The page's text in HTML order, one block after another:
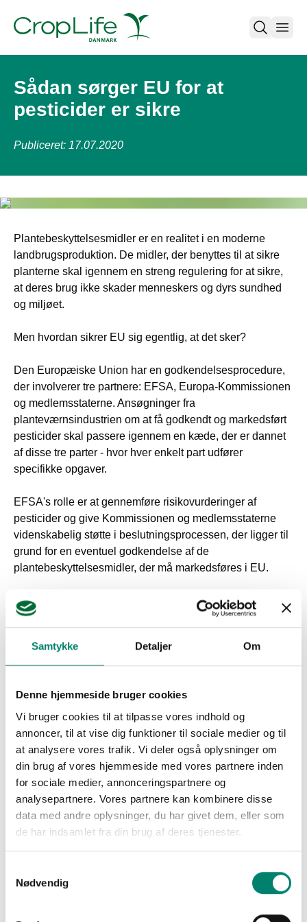
Samtykke Detaljer Om
Denne hjemmeside bruger cookies
Vi bruger cookies til at tilpasse vores indhold og
annoncer, til at vise dig funktioner til sociale medier og til
at analysere vores trafik. Vi deler også oplysninger om
din brug af vores hjemmeside med vores partnere inden
for sociale medier, annonceringspartnere og
analysepartnere. Vores partnere kan kombinere disse
data med andre oplysninger, du har givet dem, eller som
de har indsamlet fra din brug af deres tjenester.
Nødvendig
open
Sådan sørger EU for at
pesticider er sikre
Publiceret: 17.07.2020
Plantebeskyttelsesmidler er en realitet i en moderne
landbrugsproduktion. De midler, der benyttes til at sikre
planterne skal igennem en streng regulering for at sikre,
at deres brug ikke skader menneskers og dyrs sundhed
og miljøet.
Men hvordan sikrer EU sig egentlig, at det sker?
Den Europæiske Union har en godkendelsesprocedure,
der involverer tre partnere: EFSA, Europa-Kommissionen
og medlemsstaterne. Ansøgninger fra
planteværnsindustrien om at få godkendt og markedsført
pesticider skal passere igennem en kæde, der er dannet
af disse tre parter - hvor hver enkelt part udfører
specifikke opgaver.
EFSA's rolle er at gennemføre risikovurderinger af
pesticider og give Kommissionen og medlemsstaterne
videnskabelig støtte i beslutningsprocessen, der ligger til
grund for en eventuel godkendelse af de
plantebeskyttelsesmidler, der må markedsføres i EU.
I videoen herunder kan du lære mere om, hvad pesticider
er og hvordan de evalueres, og nederst på siden findes et
godkendelsesprocessen for pesticider i EU på EFSAs
hjemmeside.
Undersøg processen fra start til slut på EFSA's
hjemmeside
efteråret